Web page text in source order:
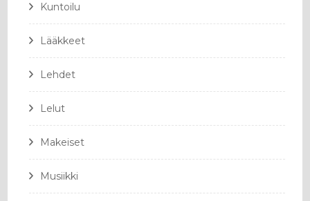
Kuntoilu
Lääkkeet
Lehdet
Lelut
Makeiset
Musiikki